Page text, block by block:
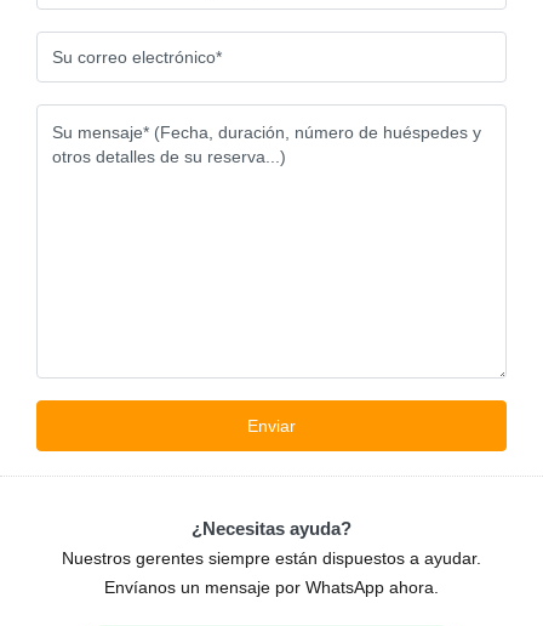
¿Necesitas ayuda?
Nuestros gerentes siempre están dispuestos a ayudar.
Envíanos un mensaje por WhatsApp ahora.